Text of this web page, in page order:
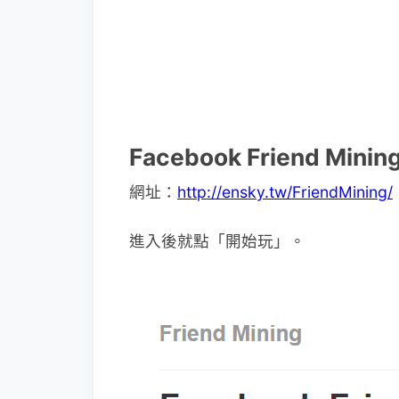
Facebook Friend Mining
網址： http://ensky.tw/FriendMining/
進入後就點「開始玩」。